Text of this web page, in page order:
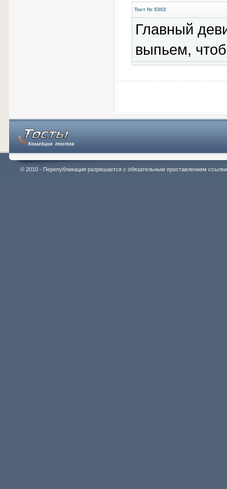
Тост № 5302
Главный
выпьем,
© 2010 - Перепубликация разрешается с обязательным проставлением